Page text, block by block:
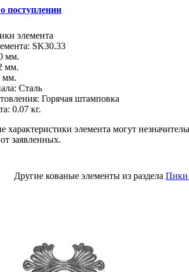
поступлении
элемента
SK30.33
мм.
мм.
мм.
: Сталь
: Горячая штамповка
0.07 кг.
характеристики элемента могут
заявленных.
Другие кованые элементы из раздела Пики